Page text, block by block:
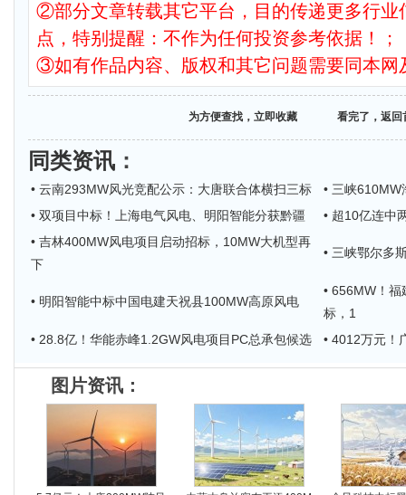
②部分文章转载其它平台，目的传递更多行业
点，特别提醒：不作为任何投资参考依据！；
③如有作品内容、版权和其它问题需要同本网
为方便查找，立即收藏 看完了，返回
同类资讯 ：
• 云南293MW风光竞配公示：大唐联合体横扫三标
• 三峡
• 双项目中标！上海电气风电、明阳智能分获黔疆
• 超10亿连中
• 吉林400MW风电项目启动招标，10MW大机型再
下
• 三峡鄂尔多
• 明阳智能中标中国电建天祝县100MW高原风电
• 656MW！
标，1
• 28.8亿！华能赤峰1.2GW风电项目PC总承包候选
• 4012万元！
图片资讯：